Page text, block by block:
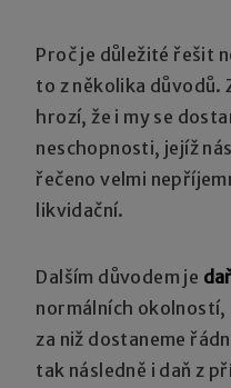
Proč je důležité řešit
to z několika důvodů.
hrozí, že i my se
neschopnosti, jejíž
řečeno velmi
likvidační.
Dalším důvodem je
normálních
za niž dostaneme
tak následně i daň z